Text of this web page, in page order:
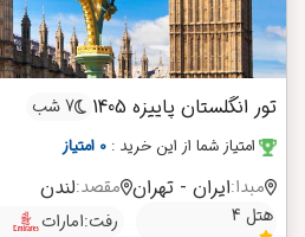
تور انگلستان پاییزه 1405 7 شب
امتیاز شما از این خرید : 0 امتیاز
مبدا:ایران - تهران مقصد:لندن
هتل 4 رفت:امارات